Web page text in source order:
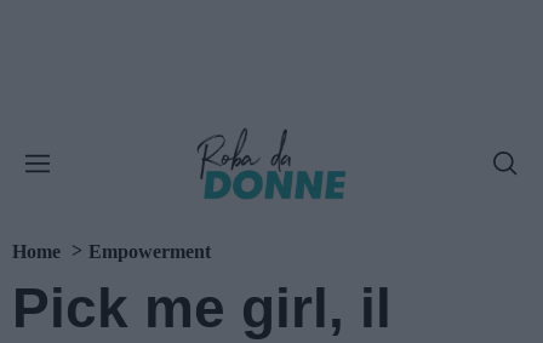
Home Empowerment
Pick me girl, il